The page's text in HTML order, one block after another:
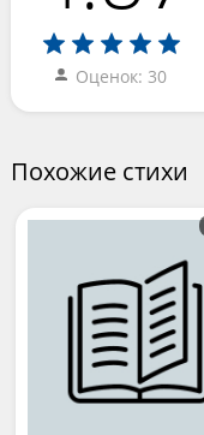
Оценок: 30
Похожие стихи